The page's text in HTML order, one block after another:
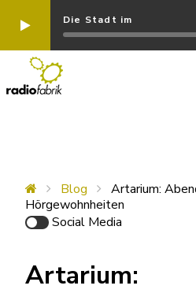
Die Stadt im
Blog
Artarium:
Hörgewohnheiten
Social Media
Artarium: